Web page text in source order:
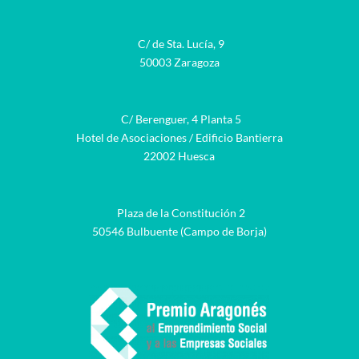
C/ de Sta. Lucía, 9
50003 Zaragoza
C/ Berenguer, 4 Planta 5
Hotel de Asociaciones / Edificio Bantierra
22002 Huesca
Plaza de la Constitución 2
50546 Bulbuente (Campo de Borja)